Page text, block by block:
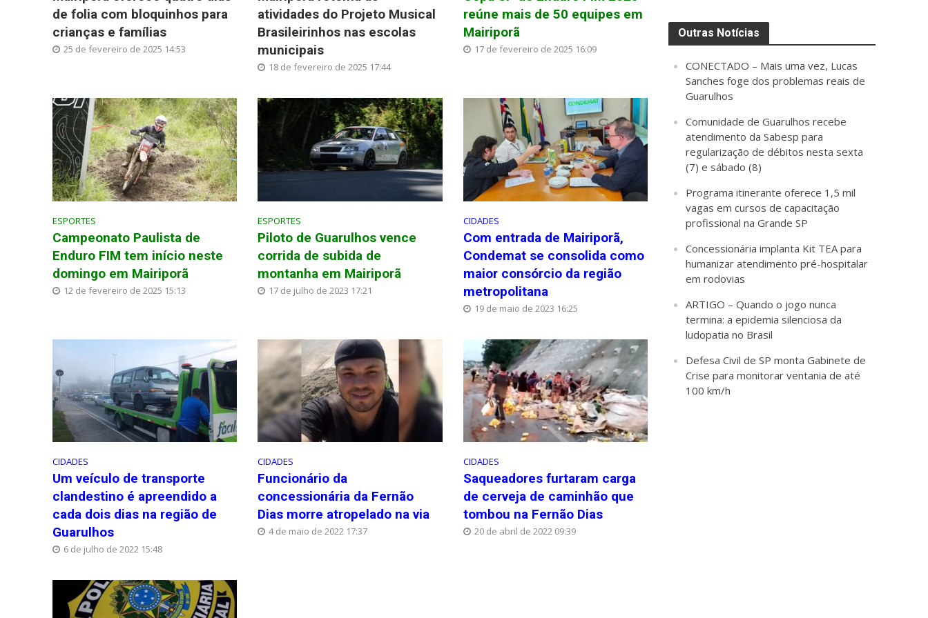
de folia com bloquinhos para
crianças e famílias
25 de fevereiro de 2025 14:53
atividades do Projeto Musical
Brasileirinhos nas escolas
municipais
18 de fevereiro de 2025 17:44
reúne mais de 50 equipes em
Mairiporã
17 de fevereiro de 2025 16:09
ESPORTES
Campeonato Paulista de
Enduro FIM tem início neste
domingo em Mairiporã
12 de fevereiro de 2025 15:13
ESPORTES
Piloto de Guarulhos vence
corrida de subida de
montanha em Mairiporã
17 de julho de 2023 17:21
CIDADES
Com entrada de Mairiporã,
Condemat se consolida como
maior consórcio da região
metropolitana
19 de maio de 2023 16:25
CIDADES
Um veículo de transporte
clandestino é apreendido a
cada dois dias na região de
Guarulhos
6 de julho de 2022 15:48
CIDADES
Funcionário da
concessionária da Fernão
Dias morre atropelado na via
4 de maio de 2022 17:37
CIDADES
Saqueadores furtaram carga
de cerveja de caminhão que
tombou na Fernão Dias
20 de abril de 2022 09:39
Outras Notícias
CONECTADO – Mais uma vez, Lucas
Sanches foge dos problemas reais de
Guarulhos
Comunidade de Guarulhos recebe
atendimento da Sabesp para
regularização de débitos nesta sexta
(7) e sábado (8)
Programa itinerante oferece 1,5 mil
vagas em cursos de capacitação
profissional na Grande SP
Concessionária implanta Kit TEA para
humanizar atendimento pré-hospitalar
em rodovias
ARTIGO – Quando o jogo nunca
termina: a epidemia silenciosa da
ludopatia no Brasil
Defesa Civil de SP monta Gabinete de
Crise para monitorar ventania de até
100 km/h